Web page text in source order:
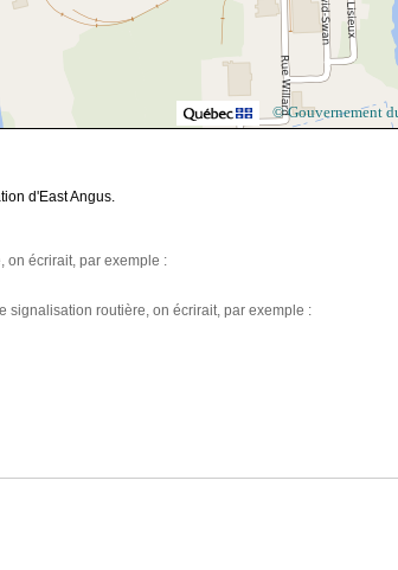
© Gouvernement
d'East Angus.
on écrirait, par exemple :
signalisation routière, on écrirait, par exemple :